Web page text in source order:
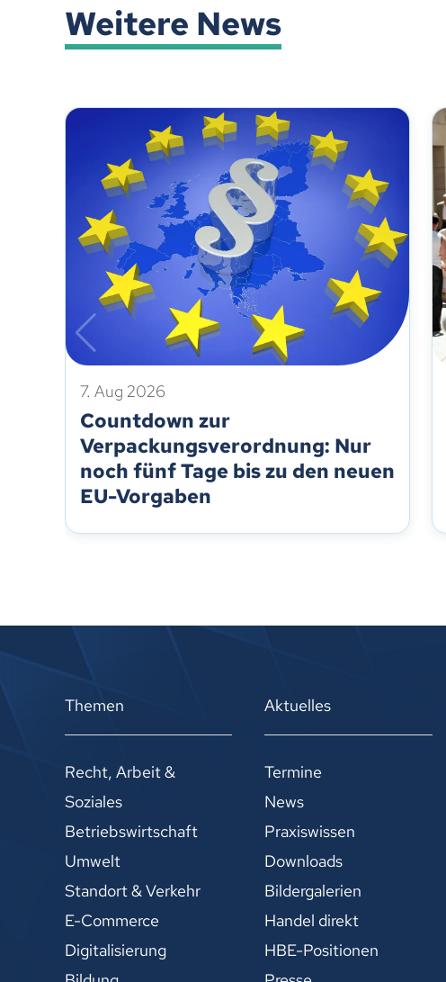
Weitere News
7. Aug 2026
Countdown zur
Verpackungsverordnung: Nur
noch fünf Tage bis zu den neuen
EU-Vorgaben
Themen
Recht, Arbeit &
Soziales
Betriebswirtschaft
Umwelt
Standort & Verkehr
E-Commerce
Digitalisierung
Aktuelles
Termine
News
Praxiswissen
Downloads
Bildergalerien
Handel direkt
HBE-Positionen